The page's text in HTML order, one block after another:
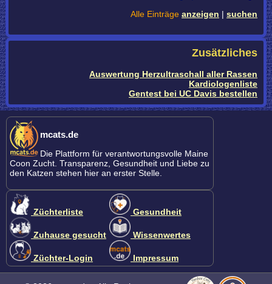
Alle Einträge anzeigen | suchen
Zusätzliches
Auswertung Herzultraschall aller Rassen
Kardiologenliste
Gentest bei UC Davis bestellen
mcats.de
Die Plattform für verantwortungsvolle Maine
Coon Zucht. Transparenz, Gesundheit und Liebe zu
den Katzen stehen hier an erster Stelle.
Züchterliste
Zuhause gesucht
Züchter-Login
Gesundheit
Wissenwertes
Impressum